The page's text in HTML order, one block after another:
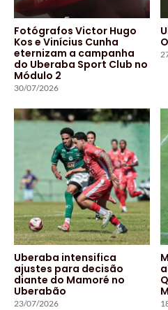
Fotógrafos Victor Hugo
Kos e Vinícius Cunha
eternizam a campanha
do Uberaba Sport Club no
Módulo 2
30/07/2026
Uberaba intensifica
ajustes para decisão
diante do Mamoré no
Uberabão
23/07/2026